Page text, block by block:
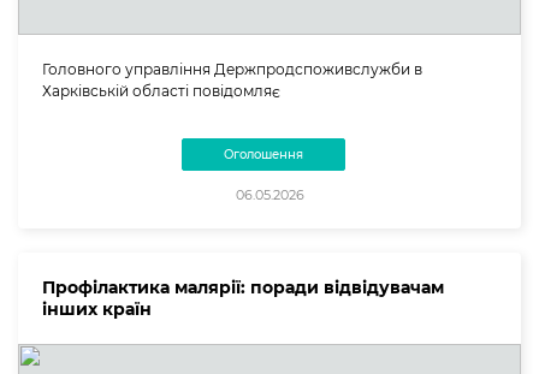
Головного управління Держпродспоживслужби в
Харківській області повідомляє
Оголошення
06.05.2026
Профілактика малярії: поради відвідувачам
інших країн